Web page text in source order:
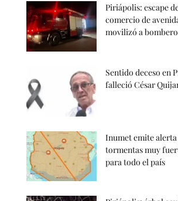
Piriápolis: escape
comercio de
movilizó a
Sentido deceso en
falleció César
Inumet emite
tormentas muy
para todo el país